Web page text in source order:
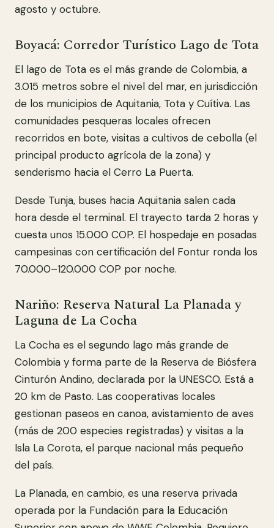
agosto y octubre.
Boyacá: Corredor Turístico Lago de Tota
El lago de Tota es el más grande de Colombia, a
3.015 metros sobre el nivel del mar, en jurisdicción
de los municipios de Aquitania, Tota y Cuítiva. Las
comunidades pesqueras locales ofrecen
recorridos en bote, visitas a cultivos de cebolla (el
principal producto agrícola de la zona) y
senderismo hacia el Cerro La Puerta.
Desde Tunja, buses hacia Aquitania salen cada
hora desde el terminal. El trayecto tarda 2 horas y
cuesta unos 15.000 COP. El hospedaje en posadas
campesinas con certificación del Fontur ronda los
70.000–120.000 COP por noche.
Nariño: Reserva Natural La Planada y
Laguna de La Cocha
La Cocha es el segundo lago más grande de
Colombia y forma parte de la Reserva de Biósfera
Cinturón Andino, declarada por la UNESCO. Está a
20 km de Pasto. Las cooperativas locales
gestionan paseos en canoa, avistamiento de aves
(más de 200 especies registradas) y visitas a la
Isla La Corota, el parque nacional más pequeño
del país.
La Planada, en cambio, es una reserva privada
operada por la Fundación para la Educación